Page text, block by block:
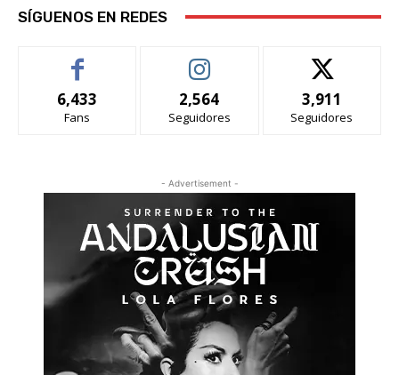
SÍGUENOS EN REDES
6,433
Fans
2,564
Seguidores
3,911
Seguidores
- Advertisement -